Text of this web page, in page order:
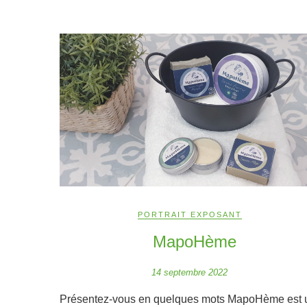
PORTRAIT EXPOSANT
MapoHème
14 septembre 2022
Présentez-vous en quelques mots MapoHème est